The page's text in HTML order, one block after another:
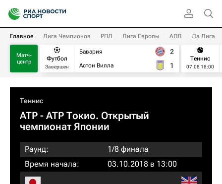
Главное Лига Чемпионов РПЛ Лига Европы АПЛ Ла Лига
Матч-
центр
Футбол
Завершен
Бавария
Астон Вилла
2
1
Теннис
07.08 18:00
Теннис
ATP - ATP Токио. Открытый
чемпионат Японии
Раунд:
1/8 финала
Время начала:
03.10.2018 в 13:00